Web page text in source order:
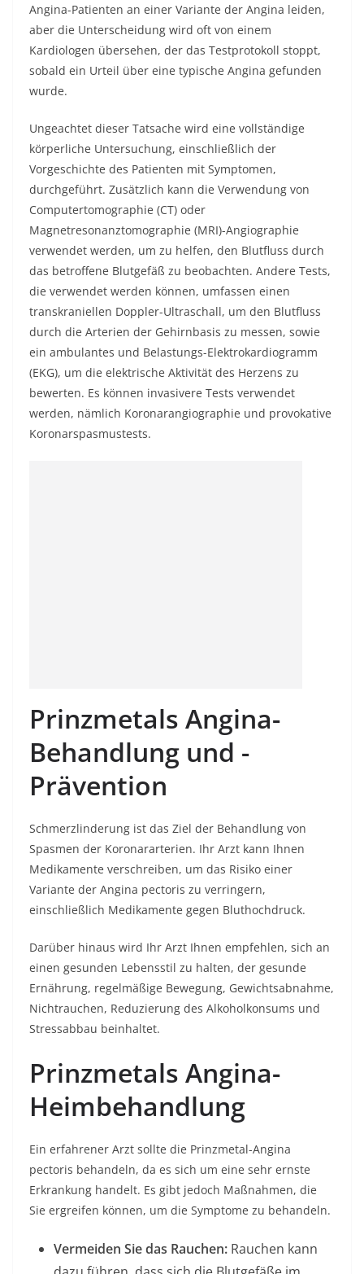
Angina-Patienten an einer Variante der Angina leiden,
aber die Unterscheidung wird oft von einem
Kardiologen übersehen, der das Testprotokoll stoppt,
sobald ein Urteil über eine typische Angina gefunden
wurde.
Ungeachtet dieser Tatsache wird eine vollständige
körperliche Untersuchung, einschließlich der
Vorgeschichte des Patienten mit Symptomen,
durchgeführt. Zusätzlich kann die Verwendung von
Computertomographie (CT) oder
Magnetresonanztomographie (MRI)-Angiographie
verwendet werden, um zu helfen, den Blutfluss durch
das betroffene Blutgefäß zu beobachten. Andere Tests,
die verwendet werden können, umfassen einen
transkraniellen Doppler-Ultraschall, um den Blutfluss
durch die Arterien der Gehirnbasis zu messen, sowie
ein ambulantes und Belastungs-Elektrokardiogramm
(EKG), um die elektrische Aktivität des Herzens zu
bewerten. Es können invasivere Tests verwendet
werden, nämlich Koronarangiographie und provokative
Koronarspasmustests.
Prinzmetals Angina-
Behandlung und -
Prävention
Schmerzlinderung ist das Ziel der Behandlung von
Spasmen der Koronararterien. Ihr Arzt kann Ihnen
Medikamente verschreiben, um das Risiko einer
Variante der Angina pectoris zu verringern,
einschließlich Medikamente gegen Bluthochdruck.
Darüber hinaus wird Ihr Arzt Ihnen empfehlen, sich an
einen gesunden Lebensstil zu halten, der gesunde
Ernährung, regelmäßige Bewegung, Gewichtsabnahme,
Nichtrauchen, Reduzierung des Alkoholkonsums und
Stressabbau beinhaltet.
Prinzmetals Angina-
Heimbehandlung
Ein erfahrener Arzt sollte die Prinzmetal-Angina
pectoris behandeln, da es sich um eine sehr ernste
Erkrankung handelt. Es gibt jedoch Maßnahmen, die
Sie ergreifen können, um die Symptome zu behandeln.
Vermeiden Sie das Rauchen: Rauchen kann